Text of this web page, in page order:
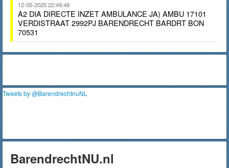
12-05-2025 22:49:48
A2 DIA DIRECTE INZET AMBULANCE JA) AMBU 17101
VERDISTRAAT 2992PJ BARENDRECHT BARDRT BON
70531
Tweets by @BarendrechtnuNL
BarendrechtNU.nl